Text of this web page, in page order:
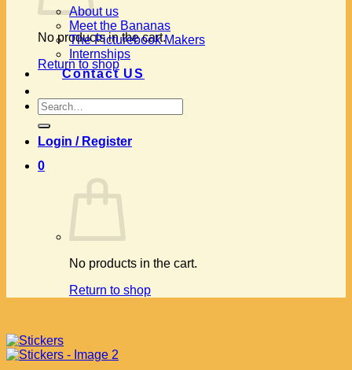
No products in the cart.
Return to shop
About us
Meet the Bananas
The Picturebook Makers
Internships
Contact US
Search
for:
Login / Register
0
No products in the cart.
Return to shop